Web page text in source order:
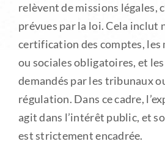
relèvent de missions légales,
prévues par la loi. Cela inclut
certification des comptes, les
ou sociales obligatoires, et
demandés par les tribunaux
régulation. Dans ce cadre,
agit dans l’intérêt public, et
est strictement encadrée.